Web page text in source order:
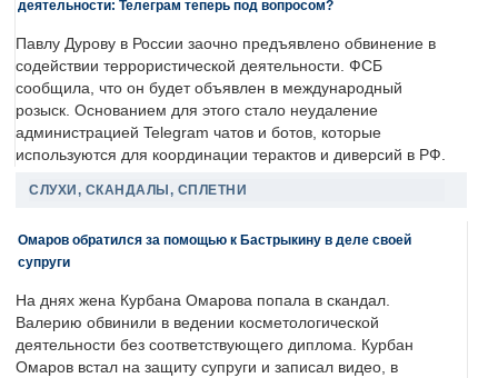
деятельности: Телеграм теперь под вопросом?
Павлу Дурову в России заочно предъявлено обвинение в
содействии террористической деятельности. ФСБ
сообщила, что он будет объявлен в международный
розыск. Основанием для этого стало неудаление
администрацией Telegram чатов и ботов, которые
используются для координации терактов и диверсий в РФ.
СЛУХИ, СКАНДАЛЫ, СПЛЕТНИ
Омаров обратился за помощью к Бастрыкину в деле своей
супруги
На днях жена Курбана Омарова попала в скандал.
Валерию обвинили в ведении косметологической
деятельности без соответствующего диплома. Курбан
Омаров встал на защиту супруги и записал видео, в